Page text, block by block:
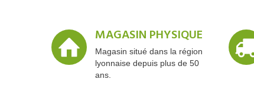
MAGASIN PHYSIQUE
Magasin situé dans la région
lyonnaise depuis plus de 50
ans.